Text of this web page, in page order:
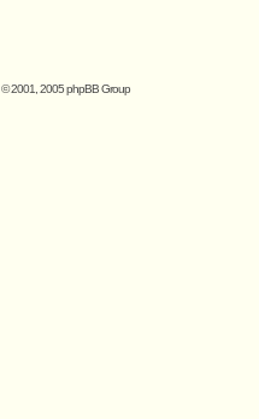
© 2001, 2005 phpBB Group